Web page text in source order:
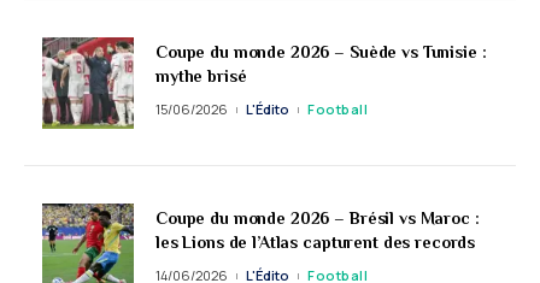
Coupe du monde 2026 – Suède vs Tunisie :
mythe brisé
15/06/2026 L'Édito Football
Coupe du monde 2026 – Brésil vs Maroc :
les Lions de l’Atlas capturent des records
14/06/2026 L'Édito Football